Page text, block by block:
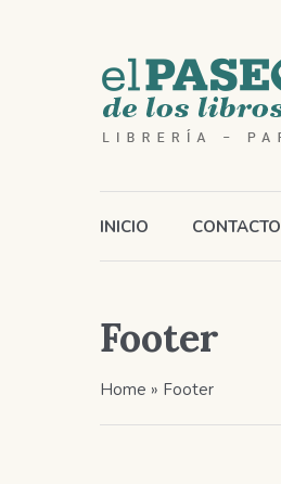
INICIO CONTACTO
Footer
Home » Footer